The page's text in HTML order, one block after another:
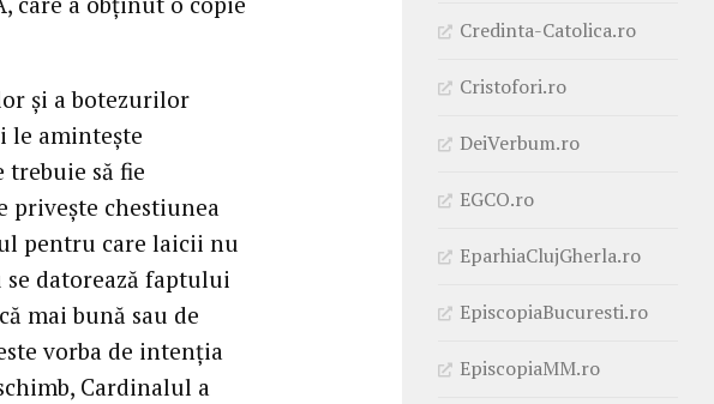
și a botezurilor
le amintește
să fie
privește chestiunea
pentru care laicii nu
datorează faptului
mai bună sau de
vorba de intenția
Cardinalul a
Credinta-Catolica.ro
Cristofori.ro
DeiVerbum.ro
EGCO.ro
EparhiaClujGherla.ro
EpiscopiaBucuresti.ro
EpiscopiaMM.ro